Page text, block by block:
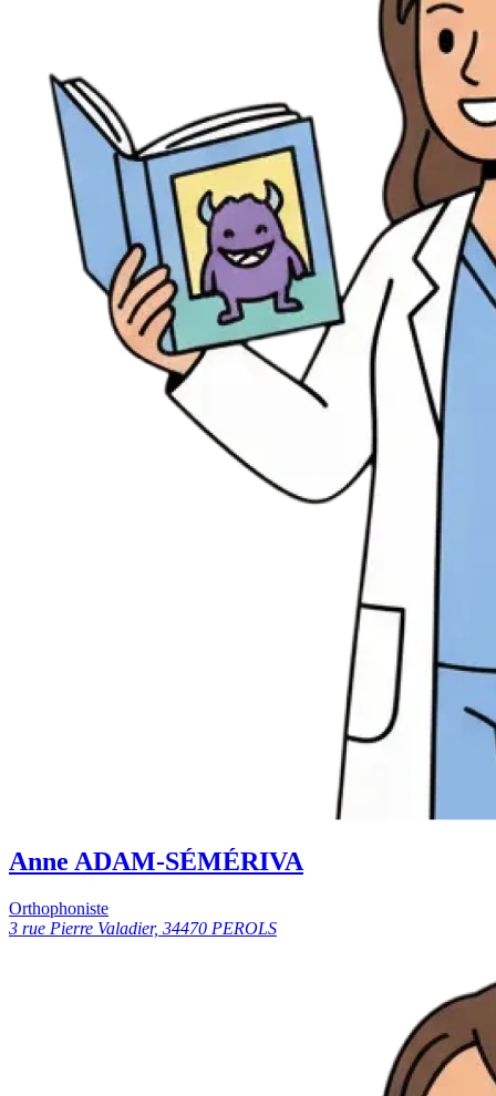
Anne ADAM-SÉMÉRIVA
Orthophoniste
3 rue Pierre Valadier, 34470 PEROLS